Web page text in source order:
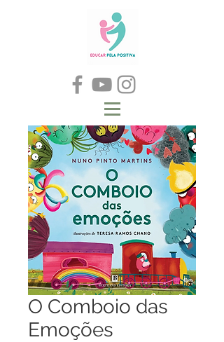
O Comboio das
Emoções